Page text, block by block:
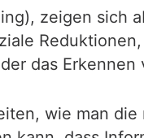
zeigen sich
das
wie man